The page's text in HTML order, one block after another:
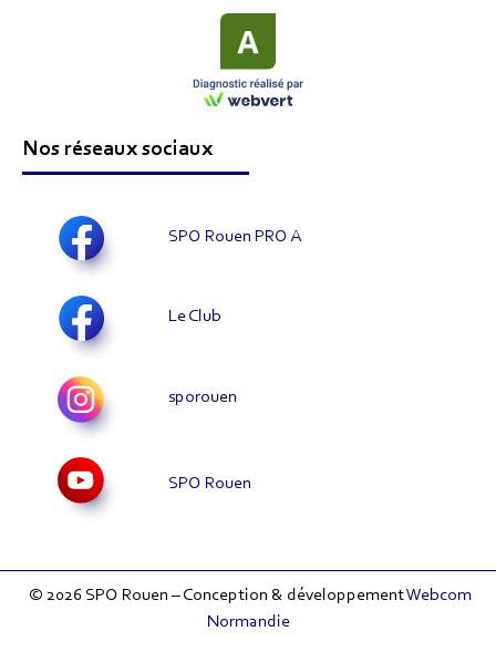
Nos réseaux sociaux
SPO Rouen PRO A
Le Club
sporouen
SPO Rouen
© 2026 SPO Rouen – Conception & développementWebcom
Normandie